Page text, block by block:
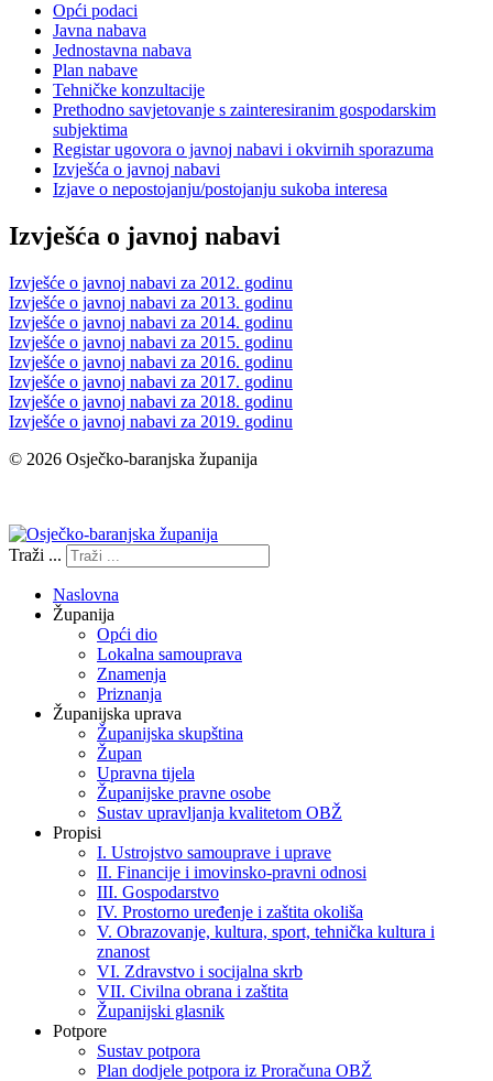
Opći podaci
Javna nabava
Jednostavna nabava
Plan nabave
Tehničke konzultacije
Prethodno savjetovanje s zainteresiranim gospodarskim
subjektima
Registar ugovora o javnoj nabavi i okvirnih sporazuma
Izvješća o javnoj nabavi
Izjave o nepostojanju/postojanju sukoba interesa
Izvješća o javnoj nabavi
Izvješće o javnoj nabavi za 2012. godinu
Izvješće o javnoj nabavi za 2013. godinu
Izvješće o javnoj nabavi za 2014. godinu
Izvješće o javnoj nabavi za 2015. godinu
Izvješće o javnoj nabavi za 2016. godinu
Izvješće o javnoj nabavi za 2017. godinu
Izvješće o javnoj nabavi za 2018. godinu
Izvješće o javnoj nabavi za 2019. godinu
© 2026 Osječko-baranjska županija
Traži ...
Naslovna
Županija
Opći dio
Lokalna samouprava
Znamenja
Priznanja
Županijska uprava
Županijska skupština
Župan
Upravna tijela
Županijske pravne osobe
Sustav upravljanja kvalitetom OBŽ
Propisi
I. Ustrojstvo samouprave i uprave
II. Financije i imovinsko-pravni odnosi
III. Gospodarstvo
IV. Prostorno uređenje i zaštita okoliša
V. Obrazovanje, kultura, sport, tehnička kultura i
znanost
VI. Zdravstvo i socijalna skrb
VII. Civilna obrana i zaštita
Županijski glasnik
Potpore
Sustav potpora
Plan dodjele potpora iz Proračuna OBŽ